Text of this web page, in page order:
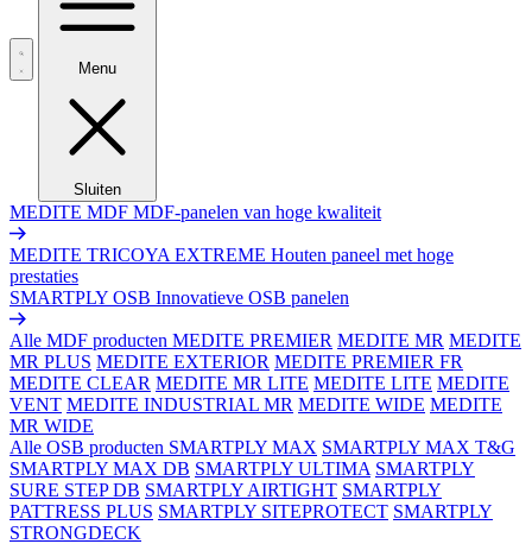
Menu
Sluiten
MEDITE MDF MDF-panelen van hoge kwaliteit
MEDITE TRICOYA EXTREME Houten paneel met hoge
prestaties
SMARTPLY OSB Innovatieve OSB panelen
Alle MDF producten MEDITE PREMIER MEDITE MR MEDITE
MR PLUS MEDITE EXTERIOR MEDITE PREMIER FR
MEDITE CLEAR MEDITE MR LITE MEDITE LITE MEDITE
VENT MEDITE INDUSTRIAL MR MEDITE WIDE MEDITE
MR WIDE
Alle OSB producten SMARTPLY MAX SMARTPLY MAX T&G
SMARTPLY MAX DB SMARTPLY ULTIMA SMARTPLY
SURE STEP DB SMARTPLY AIRTIGHT SMARTPLY
PATTRESS PLUS SMARTPLY SITEPROTECT SMARTPLY
STRONGDECK